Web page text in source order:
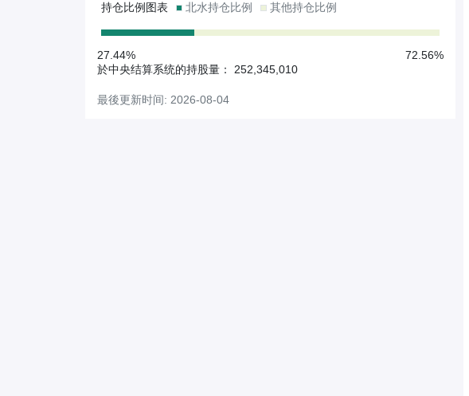
持仓比例图表 北水持仓比例 其他持仓比例
27.44%
72.56%
於中央结算系统的持股量： 252,345,010
最後更新时间: 2026-08-04